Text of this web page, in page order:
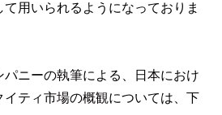
用いられるようになっておりま
ニーの執筆による、日本におけ
ティ市場の概観については、下